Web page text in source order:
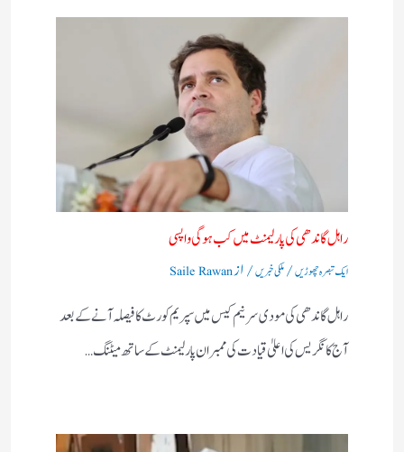
راہل گاندھی کی پارلیمنٹ میں کب ہوگی واپسی
ایک تبصرہ چھوڑیں/ملکی خبریں/ ازSaile Rawan
راہل گاندھی کی مودی سرنیم کیس میں سپریم کورٹ کا فیصلہ آنے کے بعد
آج کانگریس کی اعلیٰ قیادت کی ممبران پارلیمنٹ کے ساتھ میٹنگ…